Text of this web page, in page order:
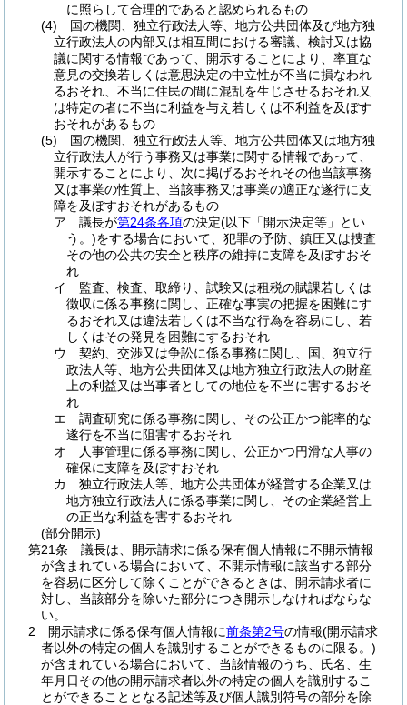
に照らして合理的であると認められるもの
(4)
国の機関、独立行政法人等、地方公共団体及び地方独
立行政法人の内部又は相互間における審議、検討又は協
議に関する情報であって、開示することにより、率直な
意見の交換若しくは意思決定の中立性が不当に損なわれ
るおそれ、不当に住民の間に混乱を生じさせるおそれ又
は特定の者に不当に利益を与え若しくは不利益を及ぼす
おそれがあるもの
(5)
国の機関、独立行政法人等、地方公共団体又は地方独
立行政法人が行う事務又は事業に関する情報であって、
開示することにより、次に掲げるおそれその他当該事務
又は事業の性質上、当該事務又は事業の適正な遂行に支
障を及ぼすおそれがあるもの
ア
議長が第24条各項の決定(以下「開示決定等」とい
う。)をする場合において、犯罪の予防、鎮圧又は捜査
その他の公共の安全と秩序の維持に支障を及ぼすおそ
れ
イ
監査、検査、取締り、試験又は租税の賦課若しくは
徴収に係る事務に関し、正確な事実の把握を困難にす
るおそれ又は違法若しくは不当な行為を容易にし、若
しくはその発見を困難にするおそれ
ウ
契約、交渉又は争訟に係る事務に関し、国、独立行
政法人等、地方公共団体又は地方独立行政法人の財産
上の利益又は当事者としての地位を不当に害するおそ
れ
エ
調査研究に係る事務に関し、その公正かつ能率的な
遂行を不当に阻害するおそれ
オ
人事管理に係る事務に関し、公正かつ円滑な人事の
確保に支障を及ぼすおそれ
カ
独立行政法人等、地方公共団体が経営する企業又は
地方独立行政法人に係る事業に関し、その企業経営上
の正当な利益を害するおそれ
(部分開示)
第21条
議長は、開示請求に係る保有個人情報に不開示情報
が含まれている場合において、不開示情報に該当する部分
を容易に区分して除くことができるときは、開示請求者に
対し、当該部分を除いた部分につき開示しなければならな
い。
2
開示請求に係る保有個人情報に前条第2号の情報(開示請求
者以外の特定の個人を識別することができるものに限る。)
が含まれている場合において、当該情報のうち、氏名、生
年月日その他の開示請求者以外の特定の個人を識別するこ
とができることとなる記述等及び個人識別符号の部分を除